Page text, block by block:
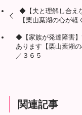
◆【夫と理解し合え
【栗山葉湖の心が
◆【家族が発達障害
あります【栗山葉湖
／３６５
関連記事